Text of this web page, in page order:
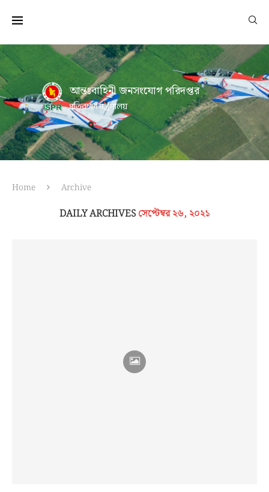
আন্তঃবাহিনী জনসংযোগ পরিদপ্তর
প্রতিরক্ষা মন্ত্রণালয়
Home Archive
DAILY ARCHIVES সেপ্টেম্বর ২৬, ২০২১